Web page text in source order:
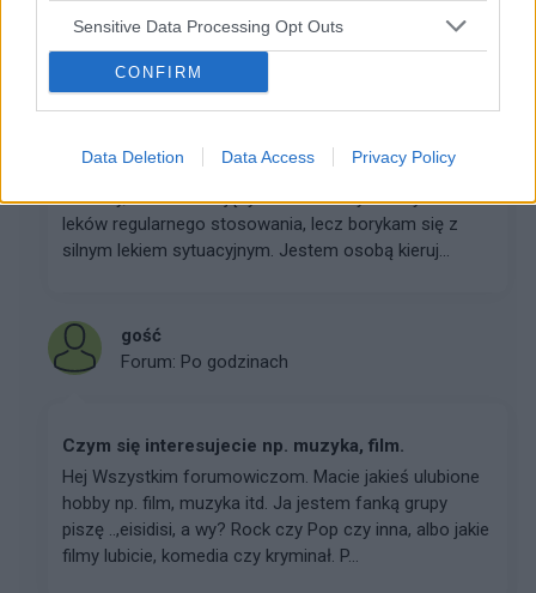
Sensitive Data Processing Opt Outs
CONFIRM
Data Deletion Data Access Privacy Policy
weofnosduvne
Forum:Nerwica, fobia i inne zaburzenia lękowe
:-) Witam, czy istnieje lek na uspokojenie, który jest
doraźny, ale nie sedujący? Nie chciałbym zażywać
leków regularnego stosowania, lecz borykam się z
silnym lekiem sytuacyjnym. Jestem osobą kieruj...
gość
Forum: Po godzinach
Czym się interesujecie np. muzyka, film.
Hej Wszystkim forumowiczom. Macie jakieś ulubione
hobby np. film, muzyka itd. Ja jestem fanką grupy
piszę ..,eisidisi, a wy? Rock czy Pop czy inna, albo jakie
filmy lubicie, komedia czy kryminał. P...